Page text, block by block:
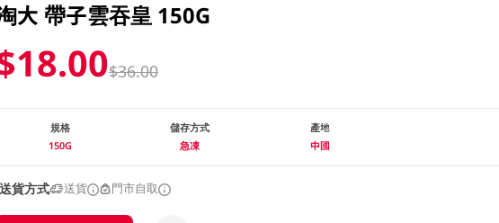
大 帶子雲吞皇 150G
$36.00
規格
150G
儲存方式
急凍
產地
中國
送貨方式 送貨 門市自取